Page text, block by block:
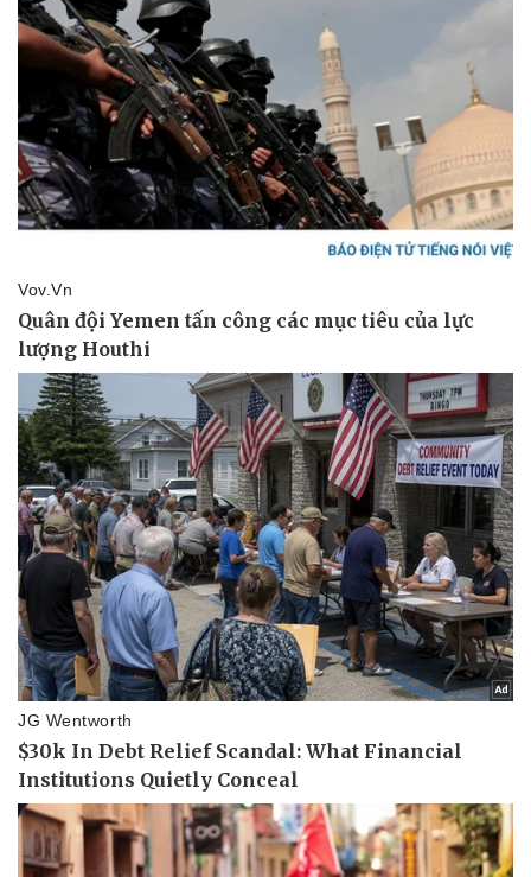
Pháp luật
Vụ án
Quân sự - Quốc phòng
Vũ khí